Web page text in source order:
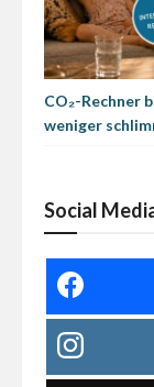
CO₂-Rechner
weniger
Social